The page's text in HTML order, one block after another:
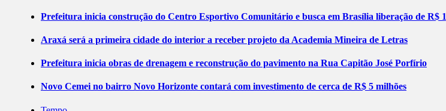
Prefeitura inicia construção do Centro Esportivo Comunitário e busca em Brasília liberação de R$
Araxá será a primeira cidade do interior a receber projeto da Academia Mineira de Letras
Prefeitura inicia obras de drenagem e reconstrução do pavimento na Rua Capitão José Porfírio
Novo Cemei no bairro Novo Horizonte contará com investimento de cerca de R$ 5 milhões